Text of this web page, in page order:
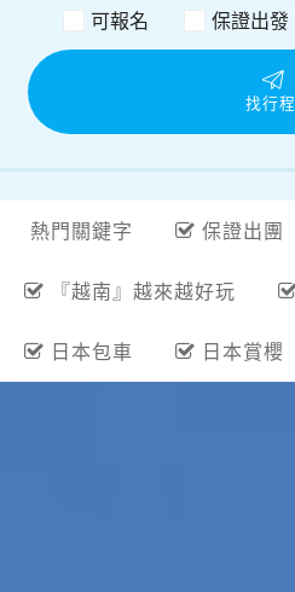
可報名 保證出發
找行程
熱門關鍵字 保證出團
『越南』越來越好玩
日本包車 日本賞櫻